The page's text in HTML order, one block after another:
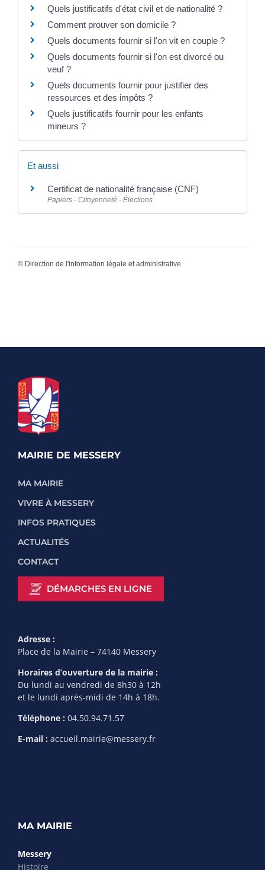
Quels justificatifs d'état civil et de nationalité ?
Comment prouver son domicile ?
Quels documents fournir si l'on vit en couple ?
Quels documents fournir si l'on est divorcé ou
veuf ?
Quels documents fournir pour justifier des
ressources et des impôts ?
Quels justificatifs fournir pour les enfants
mineurs ?
Et aussi
Certificat de nationalité française (CNF)
Papiers - Citoyenneté - Élections
© Direction de l'information légale et administrative
MAIRIE DE MESSERY
MA MAIRIE
VIVRE À MESSERY
INFOS PRATIQUES
ACTUALITÉS
CONTACT
DÉMARCHES EN LIGNE
Adresse :
Place de la Mairie – 74140 Messery
Horaires d’ouverture de la mairie :
Du lundi au vendredi de 8h30 à 12h
et le lundi après-midi de 14h à 18h.
Téléphone : 04.50.94.71.57
E-mail : accueil.mairie@messery.fr
MA MAIRIE
Messery
Histoire